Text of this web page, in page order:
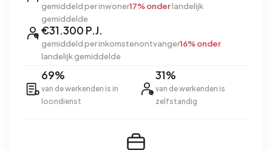
gemiddeld per inwoner17% onderlandelijk
gemiddelde
€31.300 P.J.
gemiddeld per inkomstenontvanger16% onder
landelijk gemiddelde
69%
van de werkenden is in
loondienst
31%
van de werkenden is
zelfstandig